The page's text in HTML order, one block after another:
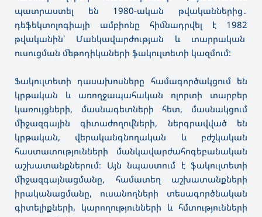
պատրաստել են 1980-ական թվականներից․
դեֆեկտոլոգիայի ամբիոնը հիմնադրվել է 1982
թվականին՝ Մանկավարժության և տարրական
ուսուցման մեթոդիկաների ֆակուլտետի կազմում:
Ֆակուլտետի դասախոսները համագործակցում են
կրթական և առողջապահական ոլորտի տարբեր
կառույցների, մասնագետների հետ, մասնակցում
միջազգային գիտաժողովների, ներգրավված են
կրթական, վերականգնողական և բժշկական
հաստատությունների մանկավարժահոգեբանական
աշխատանքներում։ Այն նպաստում է ֆակուլտետի
միջազգայնացմանը, համատեղ աշխատանքների
իրականացմանը, ուսանողների տեսագործնական
գիտելիքների, կարողությունների և հմտությունների